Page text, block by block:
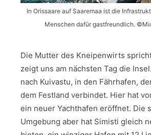
In Orissaare auf Saaremaa ist die
Menschen dafür gastfreundlich.
Die Mutter des Kneipenwirts
zeigt uns am nächsten Tag die
nach Kuivastu, in den Fährhafen,
dem Festland verbindet. Hier hat
ein neuer Yachthafen eröffnet. Die
Umgebung aber hat Simisti gleich